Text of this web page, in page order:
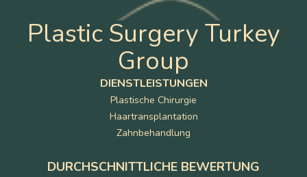
Plastic Surgery Turkey
Group
DIENSTLEISTUNGEN
Plastische Chirurgie
Haartransplantation
Zahnbehandlung
DURCHSCHNITTLICHE BEWERTUNG